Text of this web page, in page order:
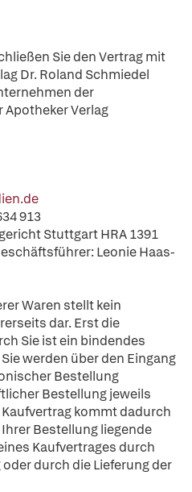
Sie den Vertrag mit
Dr. Roland Schmiedel
der
Verlag
913
Stuttgart HRA 1391
Leonie Haas-
Waren stellt kein
dar. Erst die
Sie ist ein bindendes
werden über den Eingang
Bestellung
Bestellung jeweils
kommt dadurch
Bestellung liegende
Kaufvertrages durch
durch die Lieferung der